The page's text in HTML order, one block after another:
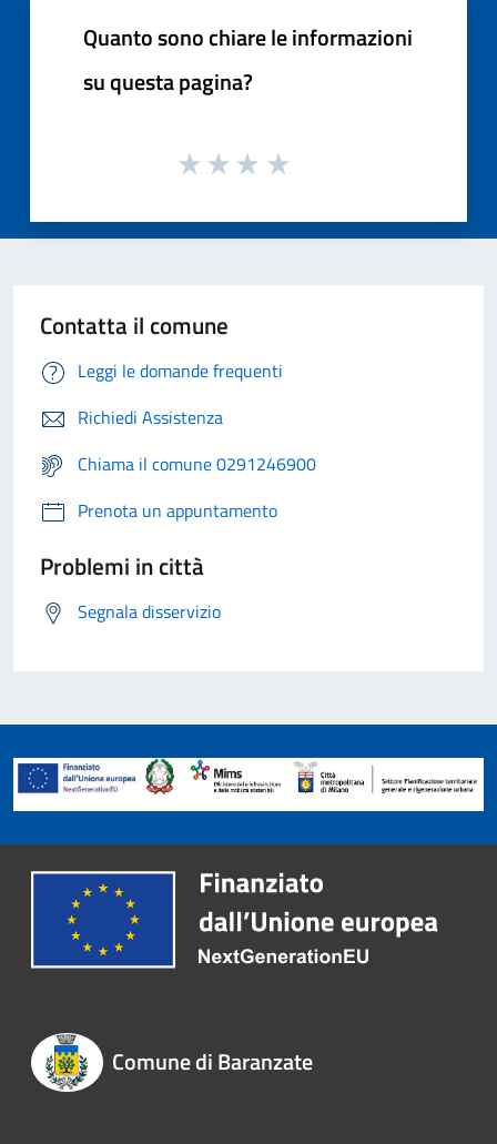
Quanto sono chiare le informazioni
su questa pagina?
Contatta il comune
Leggi le domande frequenti
Richiedi Assistenza
Chiama il comune 0291246900
Prenota un appuntamento
Problemi in città
Segnala disservizio
Comune di Baranzate